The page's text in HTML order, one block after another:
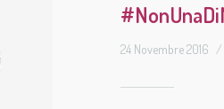
24 Novembre 2016 /